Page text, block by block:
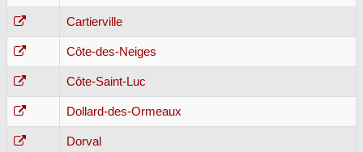
Cartierville
Côte-des-Neiges
Côte-Saint-Luc
Dollard-des-Ormeaux
Dorval